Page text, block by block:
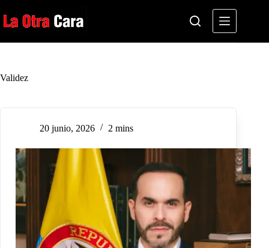
al
contenido
Validez
20 junio, 2026 2 mins